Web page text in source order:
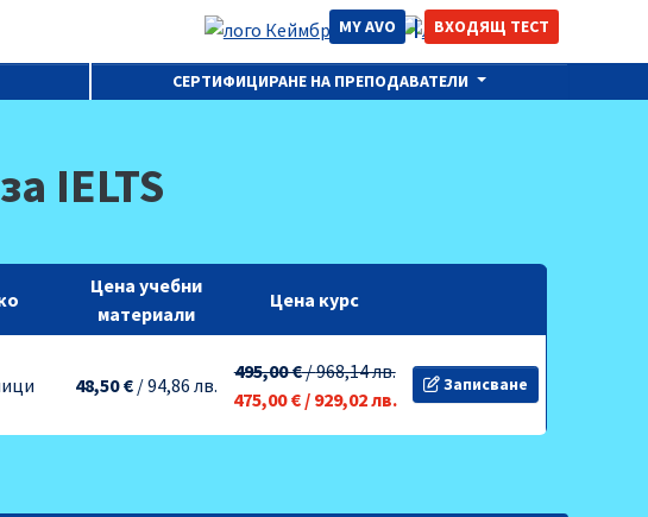
MY AVO ВХОДЯЩ ТЕСТ
СЕРТИФИЦИРАНЕ НА ПРЕПОДАВАТЕЛИ
IELTS
Цена учебни
материали
Цена курс
48,50 €/94,86 лв.
495,00 €/968,14 лв.
475,00 €/ 929,02 лв.
Записване